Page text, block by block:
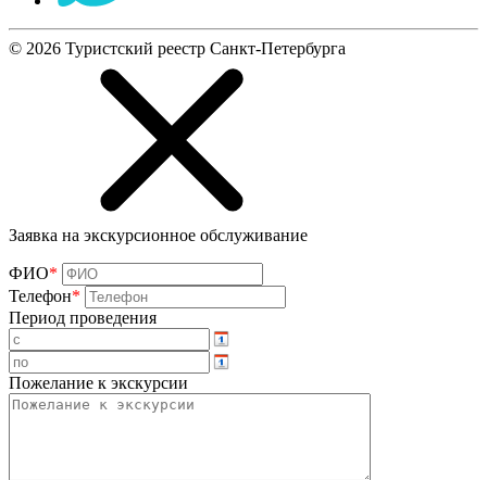
© 2026 Туристский реестр Санкт-Петербурга
Заявка на экскурсионное обслуживание
ФИО*
Телефон*
Период проведения
Пожелание к экскурсии